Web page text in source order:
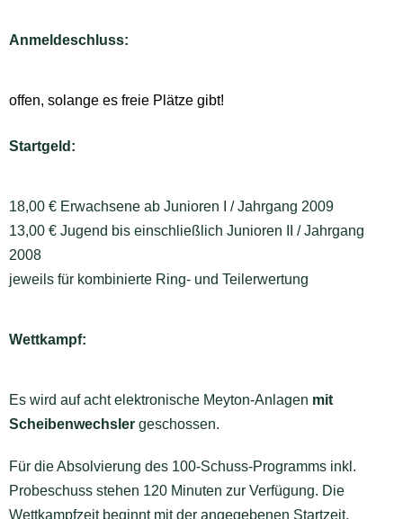
Anmeldeschluss:
offen, solange es freie Plätze gibt!
Startgeld:
18,00 € Erwachsene ab Junioren I / Jahrgang 2009
13,00 € Jugend bis einschließlich Junioren II / Jahrgang
2008
jeweils für kombinierte Ring- und Teilerwertung
Wettkampf:
Es wird auf acht elektronische Meyton-Anlagen mit
Scheibenwechsler geschossen.
Für die Absolvierung des 100-Schuss-Programms inkl.
Probeschuss stehen 120 Minuten zur Verfügung. Die
Wettkampfzeit beginnt mit der angegebenen Startzeit.